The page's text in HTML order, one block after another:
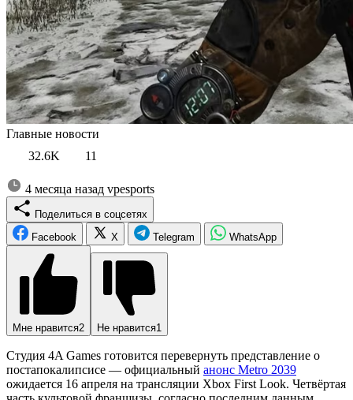
Главные новости
32.6K
11
4 месяца назад vpesports
Поделиться в соцсетях
Facebook
X Telegram WhatsApp
Мне нравится2 Не нравится1
Студия 4A Games готовится перевернуть представление о
постапокалипсисе — официальный анонс Metro 2039
ожидается 16 апреля на трансляции Xbox First Look. Четвёртая